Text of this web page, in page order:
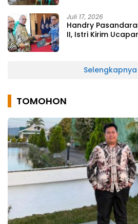
Juli 17, 2026
Handry
II, Istri Kirim
Selengkapnya
TOMOHON